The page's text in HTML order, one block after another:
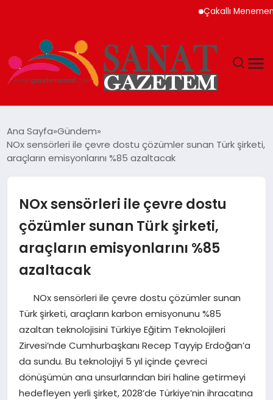
Çakallı Menemeni
TEKNOLOJI
YAŞAM
SAĞLIK
DÜNYA
EĞITIM
Ana Sayfa Gündem
NOx sensörleri ile çevre dostu çözümler sunan Türk şirketi,
araçların emisyonlarını %85 azaltacak
NOx sensörleri ile çevre dostu
çözümler sunan Türk şirketi,
araçların emisyonlarını %85
azaltacak
NOx sensörleri ile çevre dostu çözümler sunan
Türk şirketi, araçların karbon emisyonunu %85
azaltan teknolojisini Türkiye Eğitim Teknolojileri
Zirvesi’nde Cumhurbaşkanı Recep Tayyip Erdoğan’a
da sundu. Bu teknolojiyi 5 yıl içinde çevreci
dönüşümün ana unsurlarından biri haline getirmeyi
hedefleyen yerli şirket, 2028’de Türkiye’nin ihracatına